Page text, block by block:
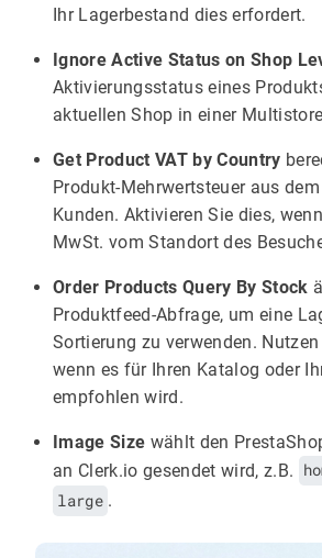
Ihr Lagerbestand dies erfordert.
Ignore Active Status on Shop
Aktivierungsstatus eines
aktuellen Shop in einer
Get Product VAT by Country
Produkt-Mehrwertsteuer aus
Kunden. Aktivieren Sie dies,
MwSt. vom Standort des
Order Products Query By Stock
Produktfeed-Abfrage, um eine
Sortierung zu verwenden.
wenn es für Ihren Katalog oder
empfohlen wird.
Image Size wählt den
an Clerk.io gesendet wird, z.B.
large .